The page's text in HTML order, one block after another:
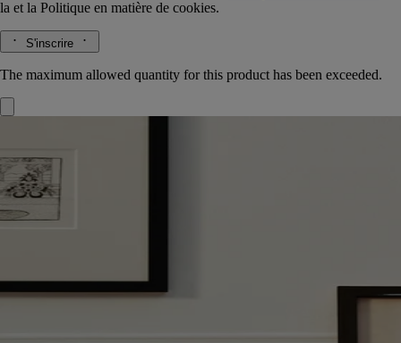
la et la Politique en matière de cookies.
S'inscrire
The maximum allowed quantity for this product has been exceeded.